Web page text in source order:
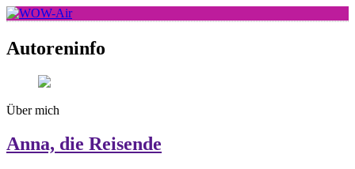
Skip
to
content
WOW-Air
Autoreninfo
Über mich
Anna, die Reisende